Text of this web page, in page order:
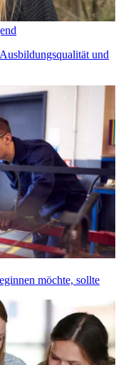
und
möchte, sollte